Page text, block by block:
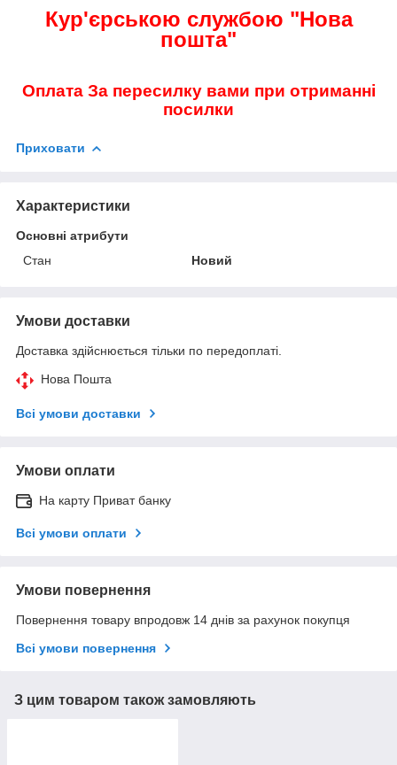
Кур'єрською службою "Нова
пошта"
Оплата За пересилку вами при отриманні
посилки
Приховати
Характеристики
Основні атрибути
Стан
Новий
Умови доставки
Доставка здійснюється тільки по передоплаті.
Нова Пошта
Всі умови доставки
Умови оплати
На карту Приват банку
Всі умови оплати
Умови повернення
Повернення товару впродовж 14 днів за рахунок покупця
Всі умови повернення
З цим товаром також замовляють